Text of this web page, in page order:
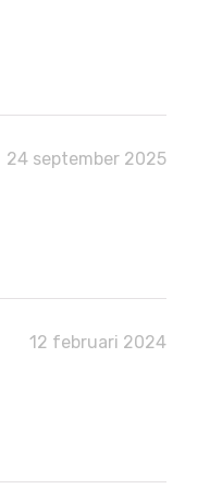
24 september 2025
12 februari 2024